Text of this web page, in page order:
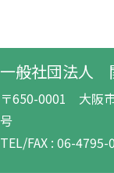
一般社団法人
〒650-0001 大阪
号
TEL/FAX : 06-4795-